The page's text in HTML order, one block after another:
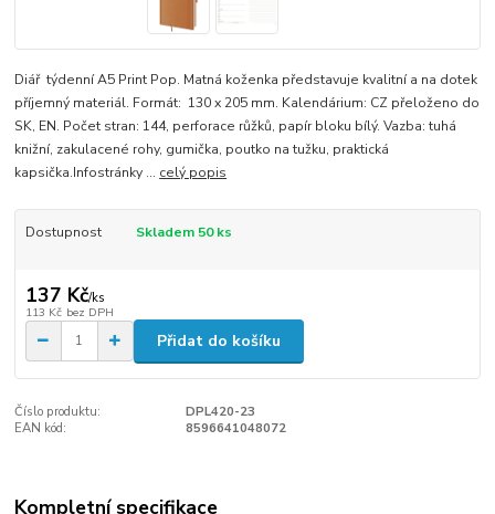
Diář týdenní A5 Print Pop. Matná koženka představuje kvalitní a na dotek
příjemný materiál. Formát: 130 x 205 mm. Kalendárium: CZ přeloženo do
SK, EN. Počet stran: 144, perforace růžků, papír bloku bílý. Vazba: tuhá
knižní, zakulacené rohy, gumička, poutko na tužku, praktická
kapsička.Infostránky ... celý popis
Dostupnost Skladem 50 ks
137 Kč/ks
113 Kč bez DPH
Přidat do košíku
Číslo produktu:
DPL420-23
EAN kód:
8596641048072
Kompletní specifikace